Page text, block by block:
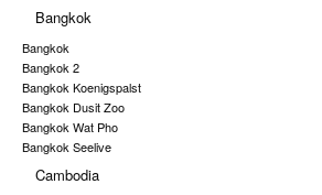
Bangkok
Bangkok
Bangkok 2
Bangkok Koenigspalst
Bangkok Dusit Zoo
Bangkok Wat Pho
Bangkok Seelive
Cambodia